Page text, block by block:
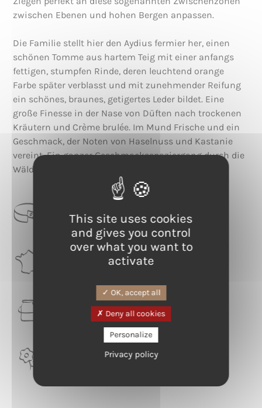
zwischen Ebenen und hohen Bergen anpassen.
Die Familie stellt hier den Aydius fermier her, einen
schönen Tomme aus hartem Teig mit einer anfangs
fettigen, stumpfen Rinde, deren leuchtend orange
Farbe später verblasst und mit zunehmender Reifung
ein schönes, braunes, getigertes Leder bildet. Eine
große Finesse in der Nase von Düften nach trockenen
Kräutern und Crème brulée. Im Mund Frische und ein
Geschmack, der Noten von Haselnuss und Kastanie
vereint. Ein ganzer Geschmacksspaziergang durch die
Wälder des Aspe-Tals.
Tomme de Chèvre
Nouvelle-Aquitaine
This site uses cookies
and gives you control
over what you want to
activate
OK, accept all
Deny all cookies
Personalize
Privacy policy